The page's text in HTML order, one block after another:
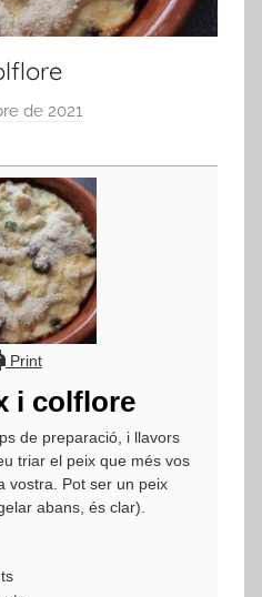
de 2021
r
a
d
m
i
n
Print
i colflore
de preparació, i llavors
triar el peix que més vos
vostra. Pot ser un peix
abans, és clar).